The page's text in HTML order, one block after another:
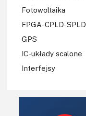
Fotowoltaika
FPGA-CPLD-SPLD
GPS
IC-układy scalone
Interfejsy
Konkursy